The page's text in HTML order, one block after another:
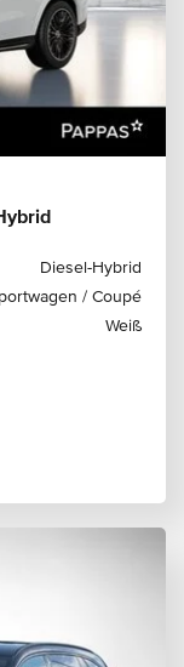
Diesel-Hybrid
/ Coupé
Weiß